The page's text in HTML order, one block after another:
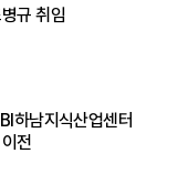
규 취임
하남지식산업센터
전